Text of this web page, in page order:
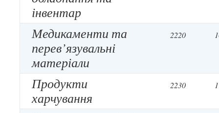
інвентар
Медикаменти та
перев’язувальні
матеріали
2220
Продукти
харчування
2230